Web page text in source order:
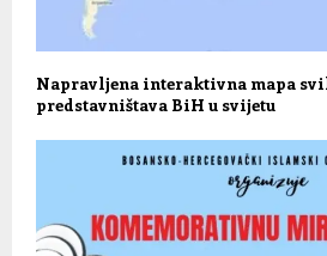
Napravljena interaktivna mapa
predstavništava BiH u svijetu